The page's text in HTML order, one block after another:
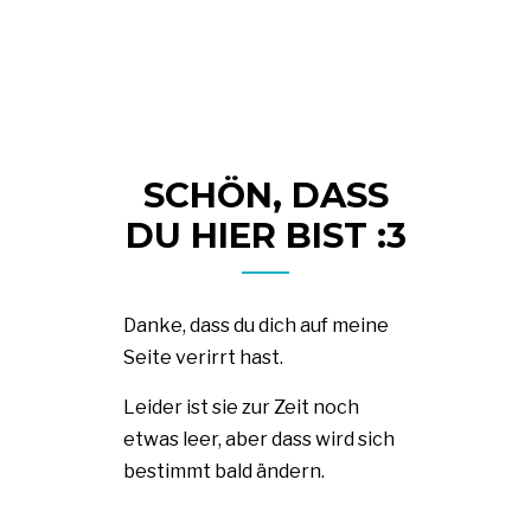
SCHÖN, DASS
DU HIER BIST :3
Danke, dass du dich auf meine
Seite verirrt hast.
Leider ist sie zur Zeit noch
etwas leer, aber dass wird sich
bestimmt bald ändern.